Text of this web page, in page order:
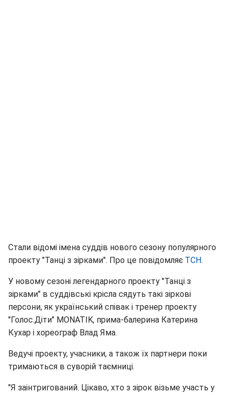
Стали відомі імена суддів нового сезону популярного
проекту "Танці з зірками". Про це повідомляє ТСН.
У новому сезоні легендарного проекту "Танці з
зірками" в суддівські крісла сядуть такі зіркові
персони, як український співак і тренер проекту
"Голос.Діти" MONATIK, прима-балерина Катерина
Кухар і хореограф Влад Яма.
Ведучі проекту, учасники, а також їх партнери поки
тримаються в суворій таємниці.
"Я заінтригований. Цікаво, хто з зірок візьме участь у